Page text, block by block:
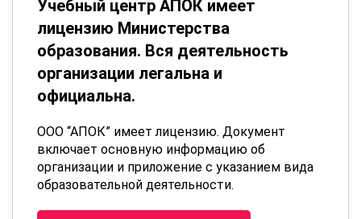
Учебный центр АПОК имеет
лицензию Министерства
образования. Вся деятельность
организации легальна и
официальна.
ООО “АПОК” имеет лицензию. Документ
включает основную информацию об
организации и приложение с указанием вида
образовательной деятельности.